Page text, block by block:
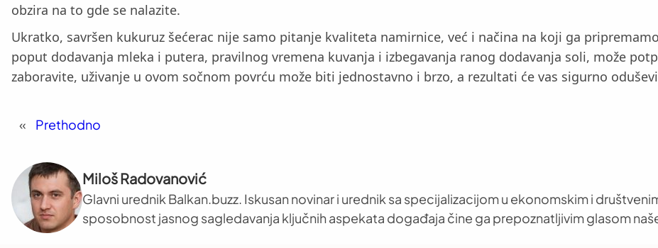
obzira na to gde se nalazite.
Ukratko, savršen kukuruz šećerac nije samo pitanje kvaliteta namirnice, već i načina na koji ga
poput dodavanja mleka i putera, pravilnog vremena kuvanja i izbegavanja ranog dodavanja soli, može
zaboravite, uživanje u ovom sočnom povrću može biti jednostavno i brzo, a rezultati će vas sigurno
« Prethodno
Miloš Radovanović
Glavni urednik Balkan.buzz. Iskusan novinar i urednik sa specijalizacijom u ekonomskim i
sposobnost jasnog sagledavanja ključnih aspekata događaja čine ga prepoznatljivim glasom